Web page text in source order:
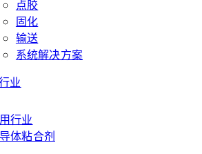
点胶
固化
输送
系统解决方案
业
行业
体粘合剂